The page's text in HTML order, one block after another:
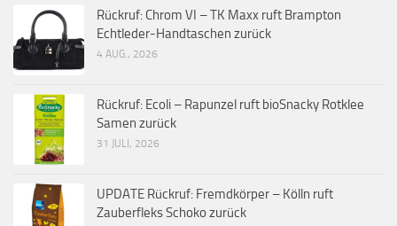
Rückruf: Chrom VI – TK Maxx ruft Brampton
Echtleder-Handtaschen zurück
4 AUG., 2026
Rückruf: Ecoli – Rapunzel ruft bioSnacky Rotklee
Samen zurück
31 JULI, 2026
UPDATE Rückruf: Fremdkörper – Kölln ruft
Zauberfleks Schoko zurück